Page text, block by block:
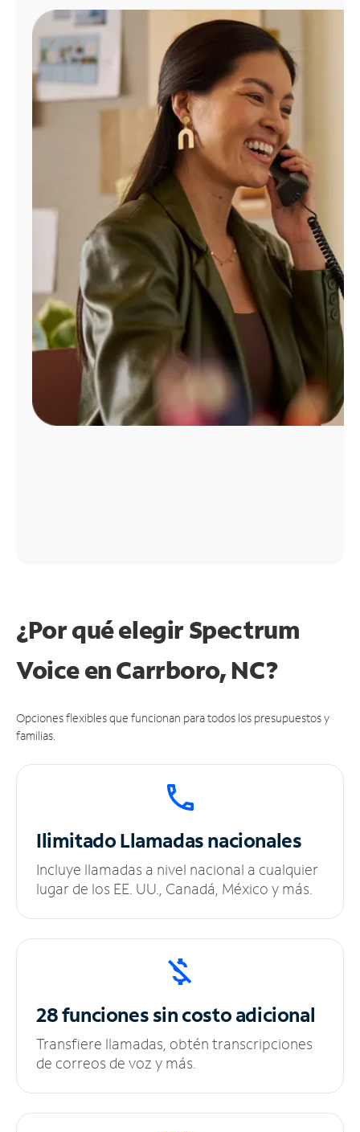
Administrar
cuenta
Encuentra
tienda
¿Por qué elegir Spectrum
Voice en Carrboro, NC?
Opciones flexibles que funcionan para todos los presupuestos y
familias.
IlimitadoLlamadas nacionales
Incluye llamadas a nivel nacional a cualquier
lugar de los EE. UU., Canadá, México y más.
28 funciones sincosto adicional
Transfiere llamadas, obtén transcripciones
de correos de voz y más.